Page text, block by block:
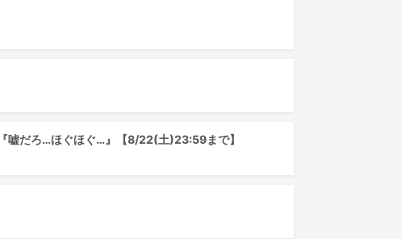
嘘だろ…ほぐほぐ…』【8/22(土)23:59まで】